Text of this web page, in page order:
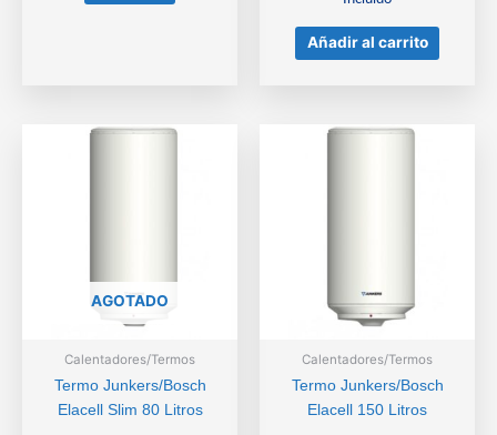
era:
230,00€.
es:
195,00€.
Añadir al carrito
AGOTADO
Calentadores/Termos
Termo Junkers/Bosch
Elacell Slim 80 Litros
Calentadores/Termos
Termo Junkers/Bosch
Elacell 150 Litros